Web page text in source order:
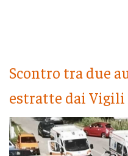
Scontro tra due
estratte dai Vigili